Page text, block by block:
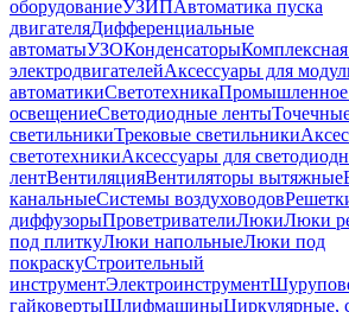
оборудованиеУЗИПАвтоматика пуска
двигателяДифференциальные
автоматыУЗОКонденсаторы
электродвигателейАксессуары для
автоматикиСветотехникаПромышленное
освещениеСветодиодные ленты
светильникиТрековые светильники
светотехникиАксессуары для
лентВентиляцияВентиляторы вытяжные
канальныеСистемы воздуховодов
диффузорыПроветривателиЛюкиЛюки
под плиткуЛюки напольныеЛюки под
покраскуСтроительный
инструментЭлектроинструмент
гайковертыШлифмашиныЦиркулярные,